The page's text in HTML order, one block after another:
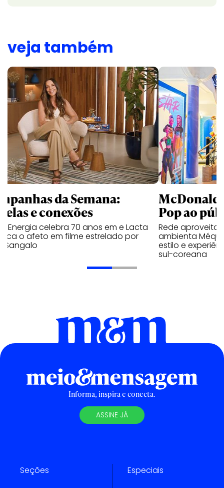
veja também
da Semana:
e conexões
Energia celebra 70 anos em e Lacta
o afeto em filme estrelado por
Sangalo
Pop ao
Rede aproveita
ambienta Méqui
estilo e
sul-coreana
Informa, inspira e conecta.
ASSINE JÁ
Seções Especiais